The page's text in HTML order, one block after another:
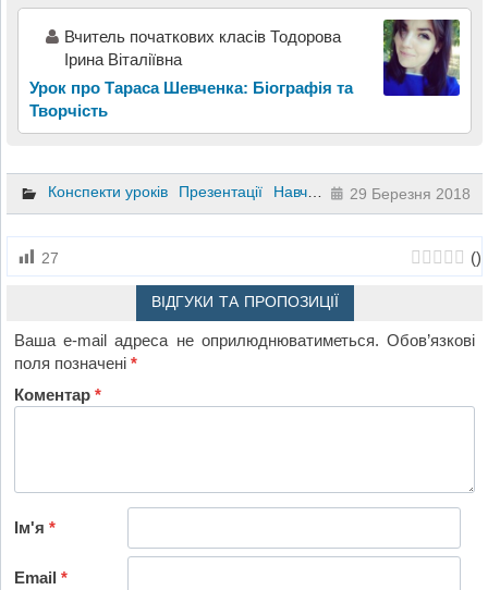
Вчитель початкових класів Тодорова
Ірина Віталіївна
Урок про Тараса Шевченка: Біографія та
Творчість
Конспекти уроків Презентації Навчання грамоти 2 клас
29 Березня 2018
27 ()
ВІДГУКИ ТА ПРОПОЗИЦІЇ
Ваша e-mail адреса не оприлюднюватиметься. Обов’язкові
поля позначені*
Коментар*
Ім'я*
Email*